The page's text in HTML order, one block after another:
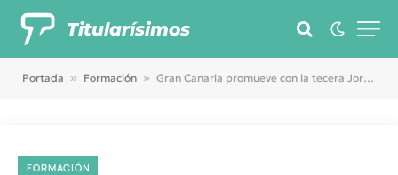
Titularísimos
Portada » Formación » Gran Canaria promueve con la tecera Jornada Insular de Inserción la inclusión sociolaboral de las personas con discapacidad
FORMACIÓN